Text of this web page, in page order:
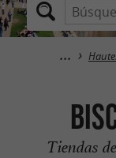
Tiendas